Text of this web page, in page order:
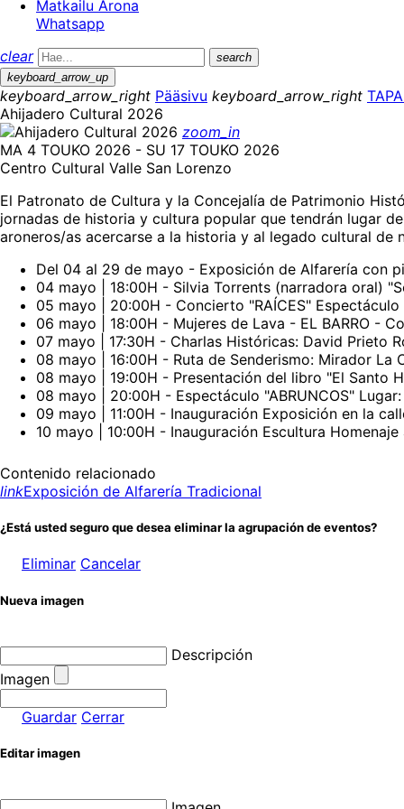
Matkailu Arona
Whatsapp
clear
search
keyboard_arrow_up
keyboard_arrow_right Pääsivu keyboard_arrow_right
Ahijadero Cultural 2026
zoom_in
MA 4 TOUKO 2026 - SU 17 TOUKO 2026
Centro Cultural Valle San Lorenzo
El Patronato de Cultura y la Concejalía de Patrimonio
jornadas de historia y cultura popular que tendrán lugar
aroneros/as acercarse a la historia y al legado cultural de
Del 04 al 29 de mayo - Exposición de Alfarería con
04 mayo | 18:00H - Silvia Torrents (narradora oral)
05 mayo | 20:00H - Concierto "RAÍCES" Espectáculo
06 mayo | 18:00H - Mujeres de Lava - EL BARRO -
07 mayo | 17:30H - Charlas Históricas: David Prieto
08 mayo | 16:00H - Ruta de Senderismo: Mirador La
08 mayo | 19:00H - Presentación del libro "El Santo
08 mayo | 20:00H - Espectáculo "ABRUNCOS"
09 mayo | 11:00H - Inauguración Exposición en la
10 mayo | 10:00H - Inauguración Escultura
Contenido relacionado
linkExposición de Alfarería Tradicional
¿Está usted seguro que desea eliminar la agrupación de eventos?
Eliminar Cancelar
Nueva imagen
Descripción
Imagen
Guardar Cerrar
Editar imagen